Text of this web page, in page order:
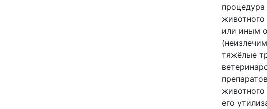
или иным
тяжёлые
его